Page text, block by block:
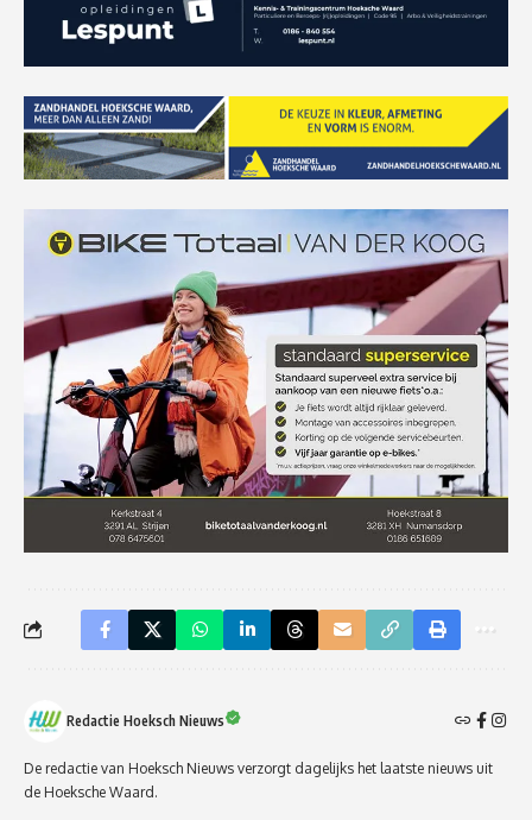
Redactie Hoeksch Nieuws
De redactie van Hoeksch Nieuws verzorgt dagelijks het laatste nieuws uit
de Hoeksche Waard.